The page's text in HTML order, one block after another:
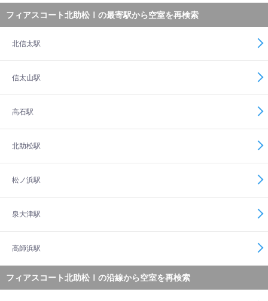
フィアスコート北助松Ⅰの最寄駅から空室を再検索
北信太駅
信太山駅
高石駅
北助松駅
松ノ浜駅
泉大津駅
高師浜駅
フィアスコート北助松Ⅰの沿線から空室を再検索